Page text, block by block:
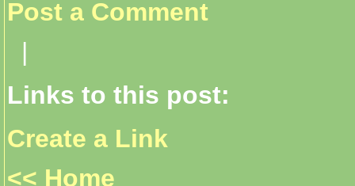
Post a Comment
|
Links to this post:
Create a Link
<< Home